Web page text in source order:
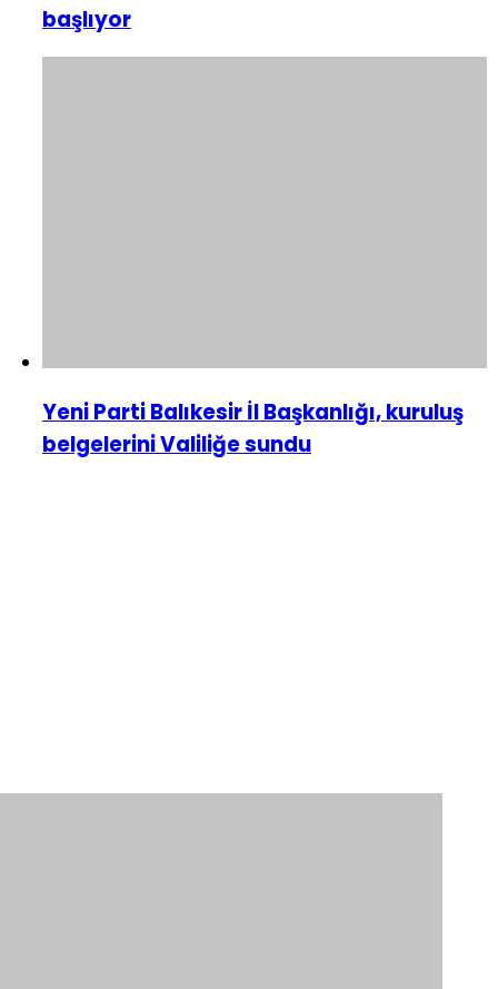
başlıyor
Yeni Parti Balıkesir İl Başkanlığı, kuruluş
belgelerini Valiliğe sundu